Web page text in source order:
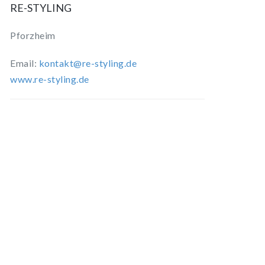
RE-STYLING
Pforzheim
Email: kontakt@re-styling.de
www.re-styling.de